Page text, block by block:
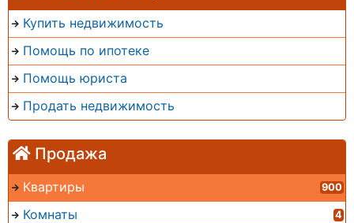
Купить недвижимость
Помощь по ипотеке
Помощь юриста
Продать недвижимость
Продажа
Квартиры 900
Комнаты 4